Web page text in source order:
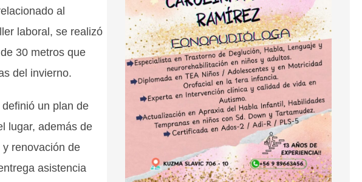
al
laboral, se realizó
30 metros que
del invierno.
un plan de
lugar, además de
renovación de
asistencia